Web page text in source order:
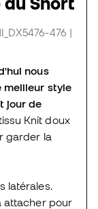
476 |
nous
meilleur style
jour de
Knit doux
garder la
latérales.
attacher pour